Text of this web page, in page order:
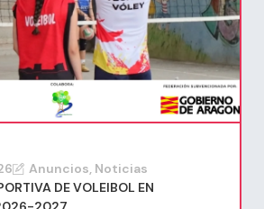
Anuncios Noticias
DE VOLEIBOL EN